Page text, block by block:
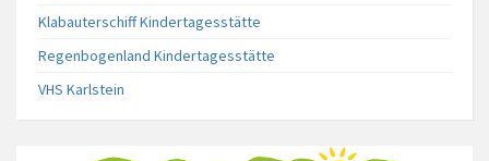
Klabauterschiff Kindertagesstätte
Regenbogenland Kindertagesstätte
VHS Karlstein